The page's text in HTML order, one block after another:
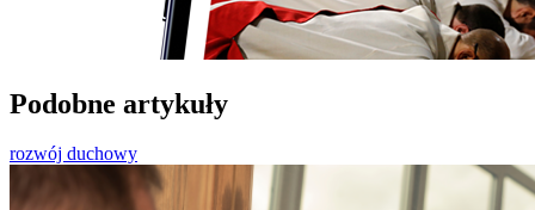
Podobne artykuły
rozwój duchowy